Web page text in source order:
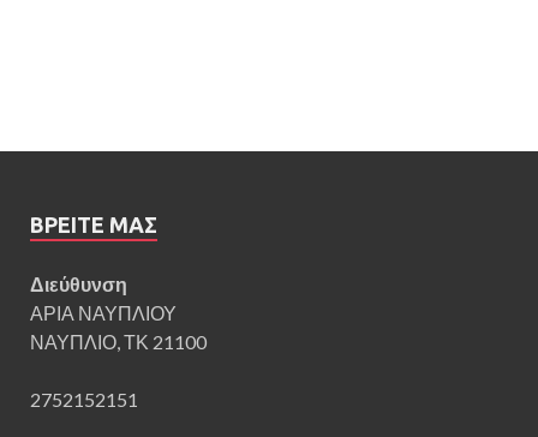
ΒΡΕΊΤΕ ΜΑΣ
Διεύθυνση
ΑΡΙΑ ΝΑΥΠΛΙΟΥ
ΝΑΥΠΛΙΟ, ΤΚ 21100
2752152151